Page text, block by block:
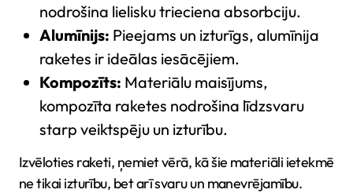
nodrošina lielisku trieciena absorbciju.
Alumīnijs: Pieejams un izturīgs, alumīnija
raketes ir ideālas iesācējiem.
Kompozīts: Materiālu maisījums,
kompozīta raketes nodrošina līdzsvaru
starp veiktspēju un izturību.
Izvēloties raketi, ņemiet vērā, kā šie materiāli ietekmē
ne tikai izturību, bet arī svaru un manevrējamību.